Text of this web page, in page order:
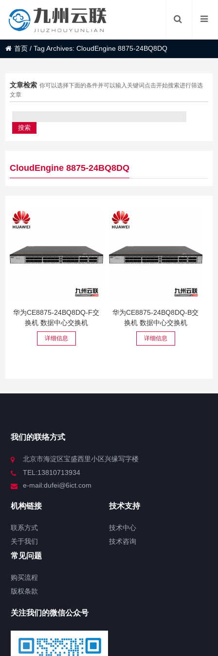
首页 /Tag Archives: CloudEngine 8875-24BQ8DQ
文章检索 你可以选择下面的条件并可以输入关键词点击开始搜索进行筛选
文章
CloudEngine 8875-24BQ8DQ
华为CE8875-24BQ8DQ-F交
换机 数据中心交换机
详细信息
华为CE8875-24BQ8DQ-B交
换机 数据中心交换机
详细信息
我们的联络方式
北京市海淀区宝盛西里小区兴缘写字楼
TEL:13810713934
e-mail:dufei@6ict.com
机构链接
联系方式
关于我们
技术支持
技术中心
技术咨询
常见问题
购买流程
版权条款
关注我们的微信公众号